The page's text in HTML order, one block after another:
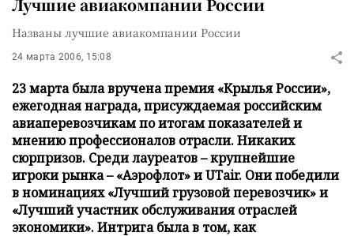
Лучшие авиакомпании России
Названы лучшие авиакомпании России
24 марта 2006, 15:08
23 марта была вручена премия «Крылья России»,
ежегодная награда, присуждаемая российским
авиаперевозчикам по итогам показателей и
мнению профессионалов отрасли. Никаких
сюрпризов. Среди лауреатов – крупнейшие
игроки рынка – «Аэрофлот» и UTair. Они победили
в номинациях «Лучший грузовой перевозчик» и
«Лучший участник обслуживания отраслей
экономики». Интрига была в том, как